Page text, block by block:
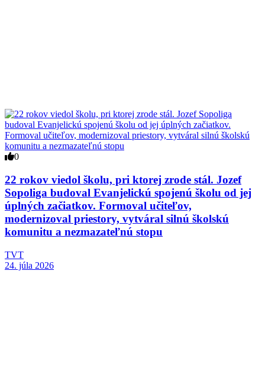
0
22 rokov viedol školu, pri ktorej zrode stál. Jozef
Sopoliga budoval Evanjelickú spojenú školu od jej
úplných začiatkov. Formoval učiteľov,
modernizoval priestory, vytváral silnú školskú
komunitu a nezmazateľnú stopu
TVT
24. júla 2026